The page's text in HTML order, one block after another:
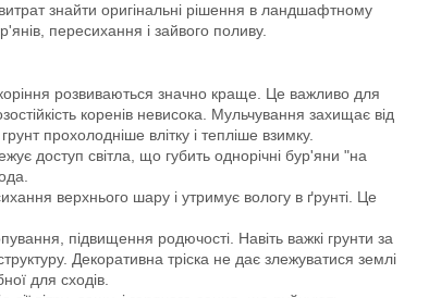
знайти оригінальні рішення в ландшафтному
пересихання і зайвого поливу.
розвиваються значно краще. Це важливо для
коренів невисока. Мульчування захищає від
прохолодніше влітку і тепліше взимку.
доступ світла, що губить однорічні бур'яни "на
верхнього шару і утримує вологу в ґрунті. Це
підвищення родючості. Навіть важкі грунти за
Декоративна тріска не дає злежуватися землі
для сходів.